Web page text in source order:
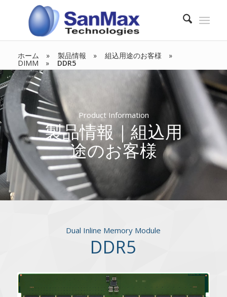
ホーム 製品情報 組込用途のお客様
DIMM DDR5
Product Information
製品情報｜組込用
途のお客様
Dual Inline Memory Module
DDR5